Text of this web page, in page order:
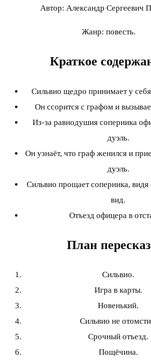
Автор: Александр Сергеевич
Жанр: повесть.
Краткое
Сильвио щедро принимает у
Он ссорится с графом и
Из-за равнодушия соперника
дуэль.
Он узнаёт, что граф женился и
дуэль.
Сильвио прощает соперника, видя
вид.
Отъезд офицера в
План пересказ
Сильвио.
Игра в карты.
Новенький.
Сильвио не
Срочный отъезд.
Пощёчина.